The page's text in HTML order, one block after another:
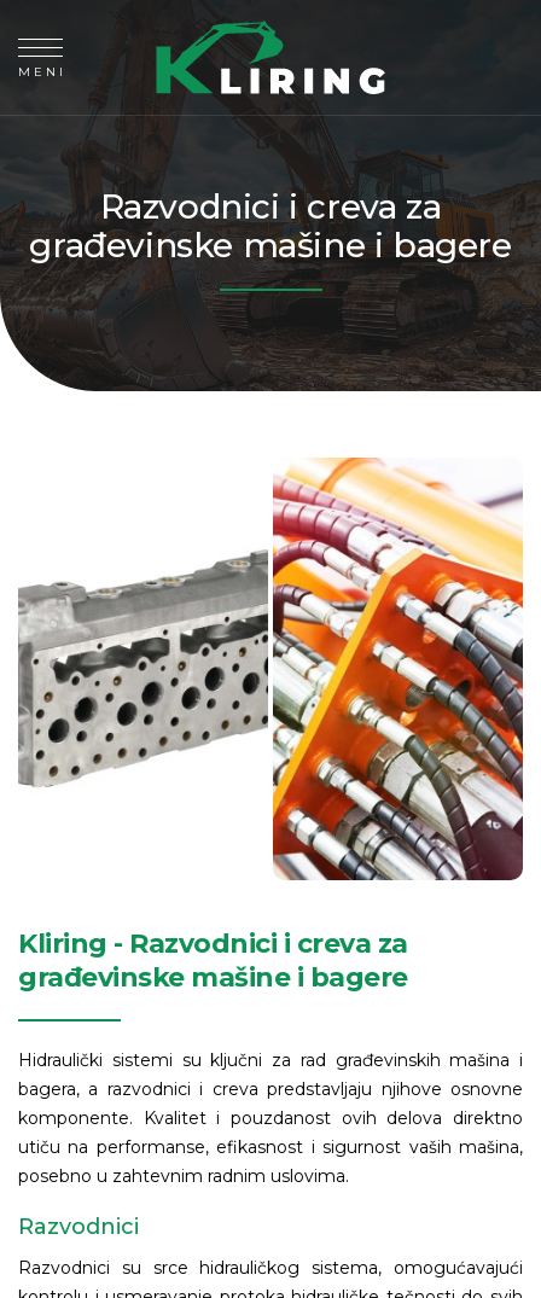
MENI
Razvodnici i creva za
građevinske mašine i bagere
Kliring - Razvodnici i creva za
građevinske mašine i bagere
Hidraulički sistemi su ključni za rad građevinskih mašina i
bagera, a razvodnici i creva predstavljaju njihove osnovne
komponente. Kvalitet i pouzdanost ovih delova direktno
utiču na performanse, efikasnost i sigurnost vaših mašina,
posebno u zahtevnim radnim uslovima.
Razvodnici
Razvodnici su srce hidrauličkog sistema, omogućavajući